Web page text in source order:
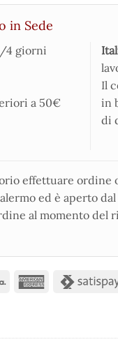
in Sede
4 giorni
a 50€
Il
in
di
effettuare ordine
ed è aperto
al momento del